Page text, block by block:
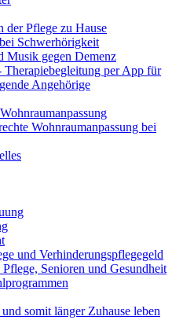
der Pflege zu Hause
Schwerhörigkeit
Musik gegen Demenz
per App für
Angehörige
Wohnraumanpassung bei
und Verhinderungspflegegeld
Senioren und Gesundheit
somit länger Zuhause leben